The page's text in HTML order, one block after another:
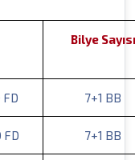
Bilye Sayısı
FD 7+1 BB
FD 7+1 BB